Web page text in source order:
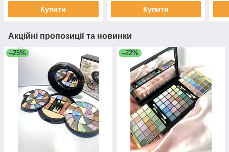
Купити Купити
Акційні пропозиції та новинки
–25% –22%